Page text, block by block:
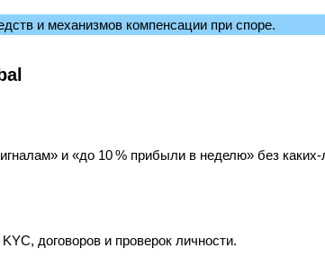
и механизмов компенсации при споре.
и «до 10 % прибыли в неделю» без
договоров и проверок личности.